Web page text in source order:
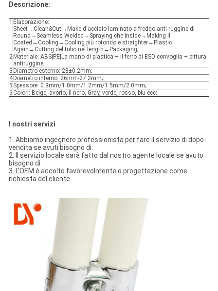
Descrizione:
1 Elaborazione:
Sheet→Clean&Cut→Make d'acciaio laminato a freddo anti ruggine di
Round→Seamless Welded→Spraying che inside→Making il
Coated→Cooling→Cooling più rotondo e straighter→Plastic
Again→Cutting del tubo nel length→Packaging;
2 Materiale: ABS|PE|La mano di plastica + il ferro di ESD convoglia + pittura
antiruggine;
3 Diametro esterno: 28±0.2mm;
4 Diametro interno: 26mm-27.2mm;
5 Spessore: 0.8mm/1.0mm/1.2mm/1.5mm/2.0mm;
6 Colori: Beige, avorio, il nero, Gray, verde, rosso, blu ecc;
I nostri servizi
1. Abbiamo ingegnere professionista per fare il servizio di dopo-
vendita se avuti bisogno di.
2. Il servizio locale sarà fatto dal nostro agente locale se avuto
bisogno di.
3. L'OEM è accolto favorevolmente o progettazione come
richiesta del cliente.